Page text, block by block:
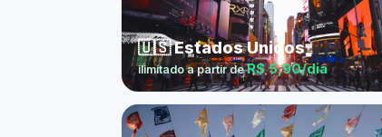
🇺🇸 Estados Unidos
ilimitado a partir deR$ 5,90/dia